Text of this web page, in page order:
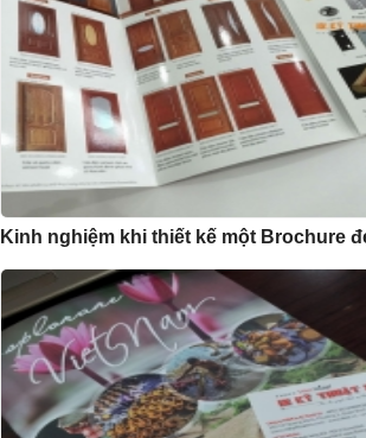
Kinh nghiệm khi thiết kế một Brochure